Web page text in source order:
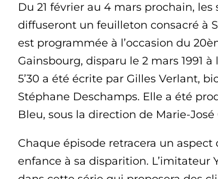
Du 21 février au 4 mars prochain,
diffuseront un feuilleton consacré à
est programmée à l’occasion du
Gainsbourg, disparu le 2 mars 1991
5’30 a été écrite par Gilles Verlant,
Stéphane Deschamps. Elle a été
Bleu, sous la direction de Marie-José
Chaque épisode retracera un
enfance à sa disparition. L’imitateur